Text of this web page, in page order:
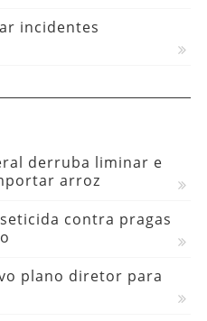
incidentes
derruba liminar e
arroz
contra pragas
plano diretor para